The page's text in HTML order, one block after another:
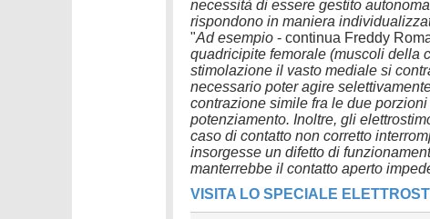
necessità di essere gestito
rispondono in maniera
"Ad esempio - continua Freddy
quadricipite femorale (muscoli della
stimolazione il vasto mediale si
necessario poter agire
contrazione simile fra le due
potenziamento. Inoltre, gli
caso di contatto non corretto
insorgesse un difetto di
manterrebbe il contatto aperto
VISITA LO SPECIALE